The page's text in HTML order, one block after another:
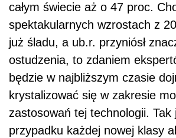
całym świecie aż o 47 proc.
spektakularnych wzrostach z
już śladu, a ub.r. przyniósł
ostudzenia, to zdaniem
będzie w najbliższym czasie
krystalizować się w zakresie
zastosowań tej technologii. Tak
przypadku każdej nowej klasy